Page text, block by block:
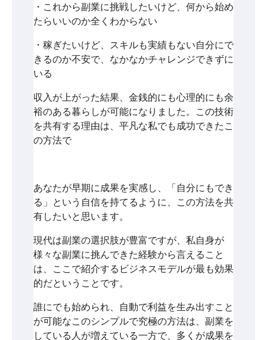
・これから副業に挑戦したいけど、何から始め
たらいいのか全くわからない
・稼ぎたいけど、スキルも実績もない自分にで
きるのか不安で、なかなかチャレンジできずに
いる
収入が上がった結果、金銭的にも心理的にも余
裕のある暮らしが可能になりました。この技術
を共有する理由は、平凡な私でも成功できたこ
の方法で
あなたが早期に成果を実感し、「自分にもでき
る」という自信を持てるように、この方法を共
有したいと思います。
現代は副業の選択肢が豊富ですが、私自身が
様々な副業に挑んできた経験から言えること
は、ここで紹介するビジネスモデルが最も効果
的だということです。
誰にでも始められ、自動で利益を生み出すこと
が可能なこのシンプルで究極の方法は、副業を
している人が増えている一方で、多くが成果を